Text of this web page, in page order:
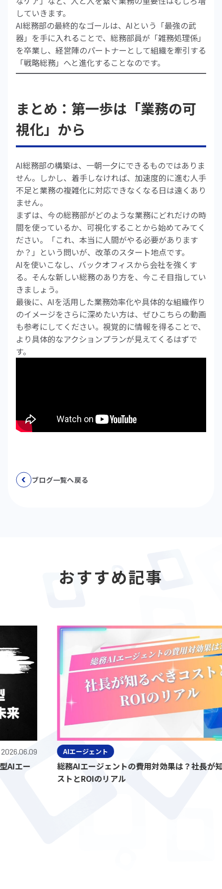
していきます。
AI総務部の最終的なゴールは、AIという「最強の武
器」を手に入れることで、総務部員が「雑務処理係」
を卒業し、経営陣のパートナーとして組織を牽引する
「戦略総務」へと進化することなのです。
まとめ：第一歩は「業務の可
視化」から
AI総務部の構築は、一朝一夕にできるものではありま
せん。しかし、着手しなければ、加速度的に進む人手
不足と業務の複雑化に対応できなくなる日は遠くあり
ません。
まずは、今の総務部がどのような業務にどれだけの時
間を使っているか、可視化することから始めてみてく
ださい。「これ、本当に人間がやる必要があります
か？」という問いが、改革のスタート地点です。
AIを使いこなし、バックオフィスから会社を強くす
る。そんな新しい総務のあり方を、今こそ目指してい
きましょう。
最後に、AIを活用した業務効率化や具体的な組織作り
のイメージをさらに深めたい方は、ぜひこちらの動画
も参考にしてください。視覚的に情報を得ることで、
より具体的なアクションプランが見えてくるはずで
す。
ブログ一覧へ戻る
おすすめ記事
AIエージェント
総務AIエージェントの費用対効果は？社長が知るべ
ストとROIのリアル